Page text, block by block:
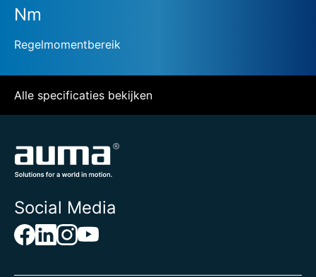
Nm
Regelmomentbereik
Alle specificaties bekijken
Social Media